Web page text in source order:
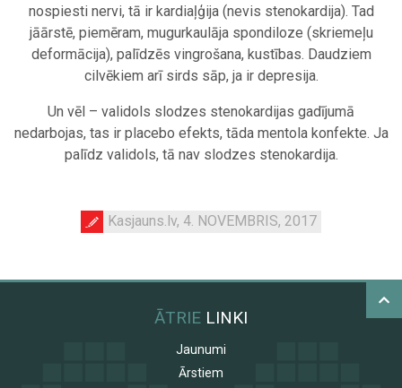
nospiesti nervi, tā ir kardiaļģija (nevis stenokardija). Tad
jāārstē, piemēram, mugurkaulāja spondiloze (skriemeļu
deformācija), palīdzēs vingrošana, kustības. Daudziem
cilvēkiem arī sirds sāp, ja ir depresija.
Un vēl – validols slodzes stenokardijas gadījumā
nedarbojas, tas ir placebo efekts, tāda mentola konfekte. Ja
palīdz validols, tā nav slodzes stenokardija.
Kasjauns.lv, 4. NOVEMBRIS, 2017
ĀTRIE LINKI
Jaunumi
Ārstiem